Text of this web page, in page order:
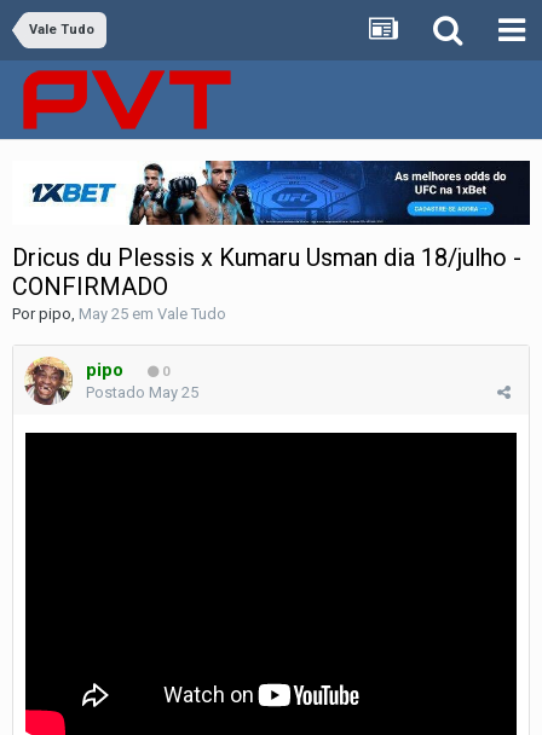
Vale Tudo
Dricus du Plessis x Kumaru Usman dia 18/julho -
CONFIRMADO
Porpipo May 25 em Vale Tudo
pipo 0
Postado May 25